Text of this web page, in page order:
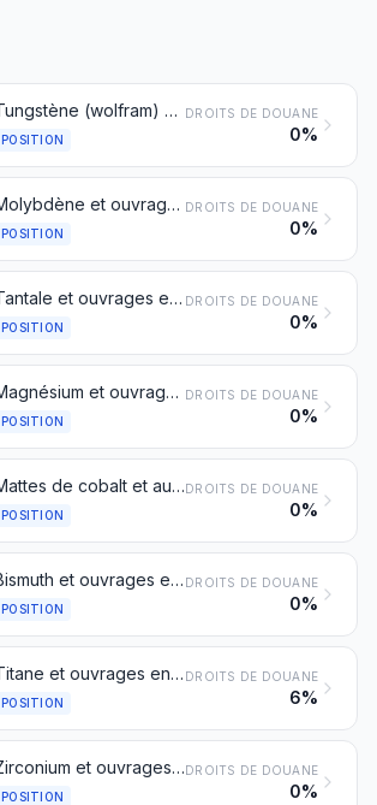
Tungstène (wolfram) et ouvrages en tungstène, y compris les déchets et débris
POSITION
DROITS DE DOUANE
0%
Molybdène et ouvrages en molybdène, y compris les déchets et débris
POSITION
DROITS DE DOUANE
0%
Tantale et ouvrages en tantale, y compris les déchets et débris
POSITION
DROITS DE DOUANE
0%
Magnésium et ouvrages en magnésium, y compris les déchets et débris
POSITION
DROITS DE DOUANE
0%
Mattes de cobalt et autres produits intermédiaires de la métallurgie du cobalt; cobalt et ouvrages en cobalt, y compris les déchets et débris
POSITION
DROITS DE DOUANE
0%
Bismuth et ouvrages en bismuth, y compris les déchets et débris
POSITION
DROITS DE DOUANE
0%
Titane et ouvrages en titane, y compris les déchets et débris
POSITION
DROITS DE DOUANE
6%
Zirconium et ouvrages en zirconium, y compris les déchets et débris
POSITION
DROITS DE DOUANE
0%